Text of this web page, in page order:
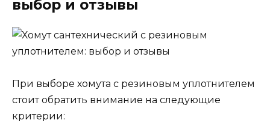
выбор и отзывы
При выборе хомута с резиновым уплотнителем
стоит обратить внимание на следующие
критерии: